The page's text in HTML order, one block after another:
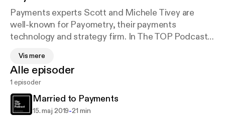
Payments experts Scott and Michele Tivey are
well-known for Payometry, their payments
technology and strategy firm. In The TOP Podcast,
FinTech vertical, explain industry trends, and even
give their opinions on payment methods, products,
and services. If you’re a veteran in the industry or
just learning what Payments is all about, this is The
TOP Podcast for you.
Vis mere
Alle episoder
1 episoder
Married to Payments
15. maj 2019-21 min